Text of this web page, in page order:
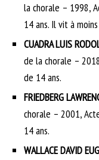
la chorale – 1998,
14 ans. Il vit à
CUADRA LUIS
de la chorale –
de 14 ans.
FRIEDBERG
chorale – 2001,
14 ans.
WALLACE DAVID